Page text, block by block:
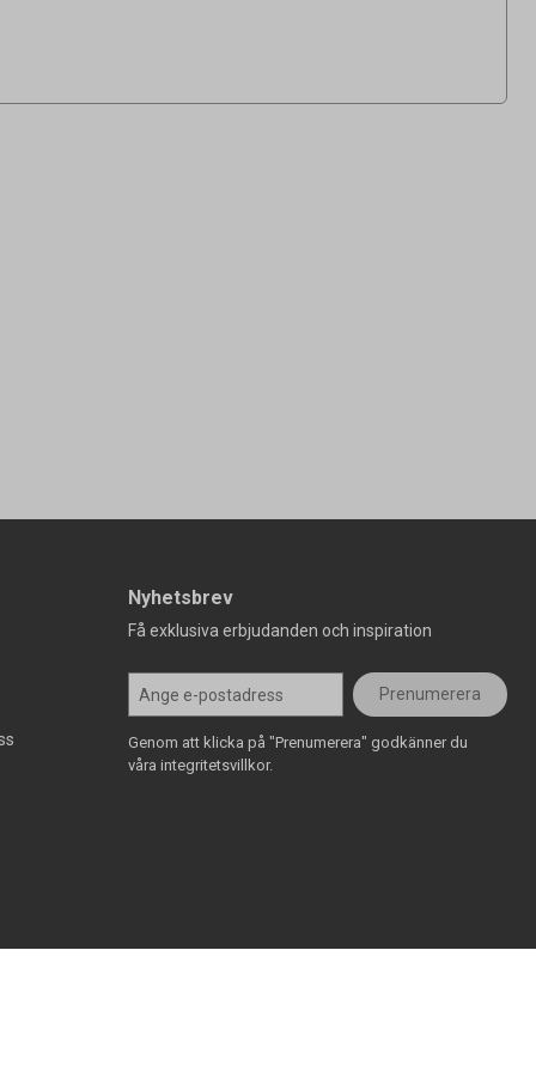
Nyhetsbrev
Få exklusiva erbjudanden och inspiration
Prenumerera
Genom att klicka på "Prenumerera" godkänner du
våra integritetsvillkor.